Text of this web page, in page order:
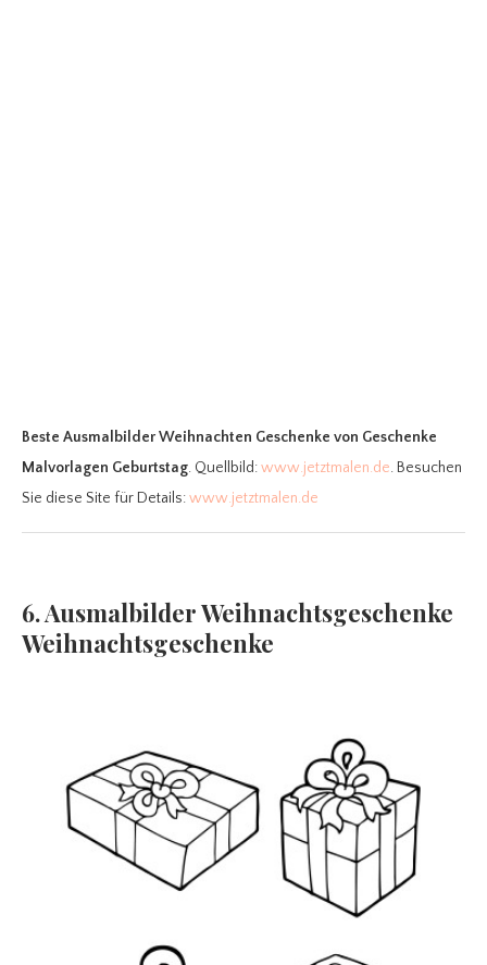
Beste Ausmalbilder Weihnachten Geschenke von Geschenke
Malvorlagen Geburtstag. Quellbild:www.jetztmalen.de. Besuchen
Sie diese Site für Details:www.jetztmalen.de
6. Ausmalbilder Weihnachtsgeschenke
Weihnachtsgeschenke